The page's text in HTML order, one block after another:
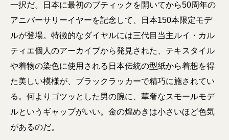
一択だ。日本に最初のブティックを開いてから50周年の
アニバーサリーイヤーを記念して、日本150本限定モデ
ルが登場。特徴的なダイヤルには三代目当主ルイ・カル
ティエ個人のアーカイブから発見された、テキスタイル
や着物の染色に使用される日本伝統の型紙から着想を得
た美しい模様が、ブラックラッカーで精巧に施されてい
る。何よりゴツッとした男の腕に、華奢なスモールモデ
ルというギャップがいい。金の煌めきは小さいほど色気
があるのだ。